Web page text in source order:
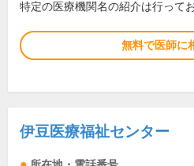
特定の医療機関名の紹介は行って
無料で医師に
伊豆医療福祉センター